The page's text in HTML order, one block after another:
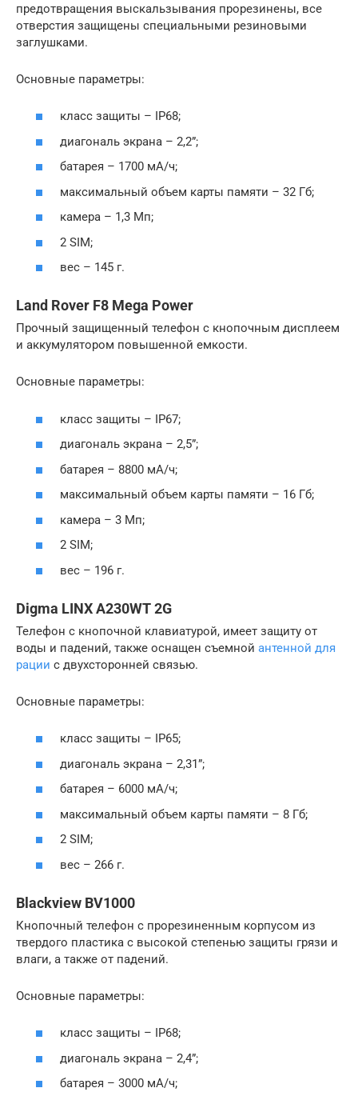
предотвращения выскальзывания прорезинены, все
отверстия защищены специальными резиновыми
заглушками.
Основные параметры:
класс защиты – IP68;
диагональ экрана – 2,2”;
батарея – 1700 мА/ч;
максимальный объем карты памяти – 32 Гб;
камера – 1,3 Мп;
2 SIM;
вес – 145 г.
Land Rover F8 Mega Power
Прочный защищенный телефон с кнопочным дисплеем
и аккумулятором повышенной емкости.
Основные параметры:
класс защиты – IP67;
диагональ экрана – 2,5”;
батарея – 8800 мА/ч;
максимальный объем карты памяти – 16 Гб;
камера – 3 Мп;
2 SIM;
вес – 196 г.
Digma LINX A230WT 2G
Телефон с кнопочной клавиатурой, имеет защиту от
воды и падений, также оснащен съемной антенной для
рации с двухсторонней связью.
Основные параметры:
класс защиты – IP65;
диагональ экрана – 2,31”;
батарея – 6000 мА/ч;
максимальный объем карты памяти – 8 Гб;
2 SIM;
вес – 266 г.
Blackview BV1000
Кнопочный телефон с прорезиненным корпусом из
твердого пластика с высокой степенью защиты грязи и
влаги, а также от падений.
Основные параметры:
класс защиты – IP68;
диагональ экрана – 2,4”;
батарея – 3000 мА/ч;